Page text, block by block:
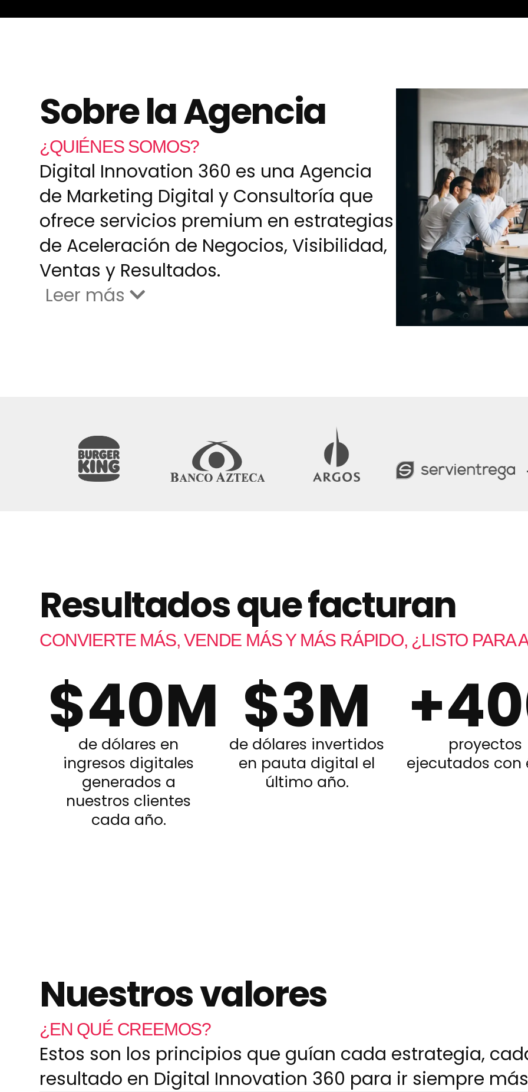
Sobre la Agencia
¿QUIÉNES SOMOS?
Digital Innovation 360 es una Agencia
de Marketing Digital y Consultoría que
ofrece servicios premium en estrategias
de Aceleración de Negocios, Visibilidad,
Ventas y Resultados.
Leer más
Resultados que facturan
CONVIERTE MÁS, VENDE MÁS Y MÁS RÁPIDO, ¿LISTO PARA
$40M
de dólares en
ingresos digitales
generados a
nuestros clientes
cada año.
$3M
de dólares invertidos
en pauta digital el
último año.
+ proyectos
ejecutados con
Nuestros valores
¿EN QUÉ CREEMOS?
Estos son los principios que guían cada estrategia,
resultado en Digital Innovation 360 para ir siempre